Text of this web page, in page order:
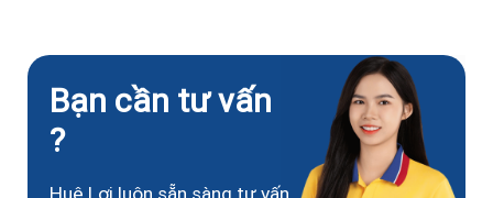
Bạn cần tư vấn
?